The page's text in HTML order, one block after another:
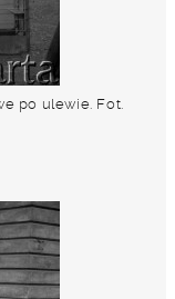
po ulewie. Fot.